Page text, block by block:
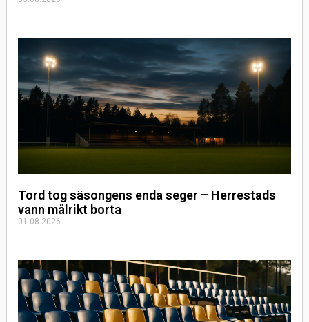
Tord tog säsongens enda seger – Herrestads
vann målrikt borta
01.08.2026